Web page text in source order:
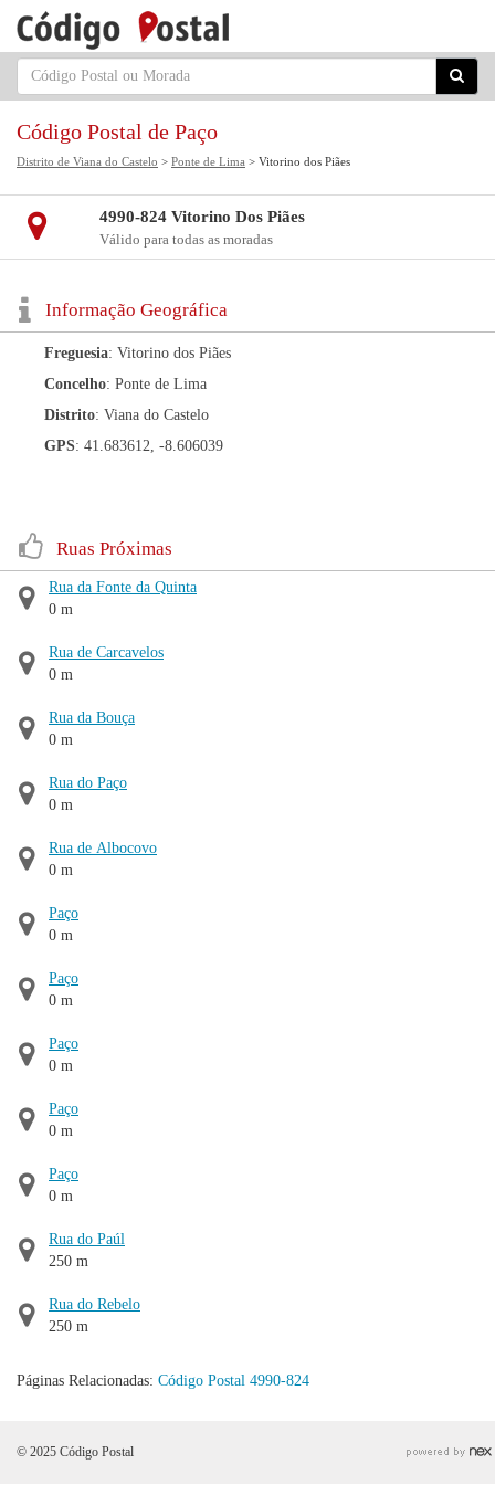
Código Postal de Paço
Distrito de Viana do Castelo > Ponte de Lima > Vitorino dos Piães
4990-824 Vitorino Dos Piães
Válido para todas as moradas
Informação Geográfica
Freguesia: Vitorino dos Piães
Concelho: Ponte de Lima
Distrito: Viana do Castelo
GPS: 41.683612, -8.606039
Ruas Próximas
Rua da Fonte da Quinta
0 m
Rua de Carcavelos
0 m
Rua da Bouça
0 m
Rua do Paço
0 m
Rua de Albocovo
0 m
Paço
0 m
Paço
0 m
Paço
0 m
Paço
0 m
Paço
0 m
Rua do Paúl
250 m
Rua do Rebelo
250 m
Páginas Relacionadas: Código Postal 4990-824
© 2025 Código Postal